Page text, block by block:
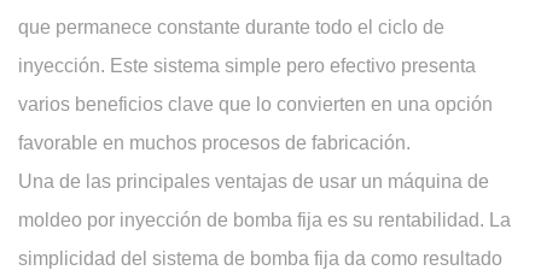
que permanece constante durante todo el ciclo de
inyección. Este sistema simple pero efectivo presenta
varios beneficios clave que lo convierten en una opción
favorable en muchos procesos de fabricación.
Una de las principales ventajas de usar un máquina de
moldeo por inyección de bomba fija es su rentabilidad. La
simplicidad del sistema de bomba fija da como resultado